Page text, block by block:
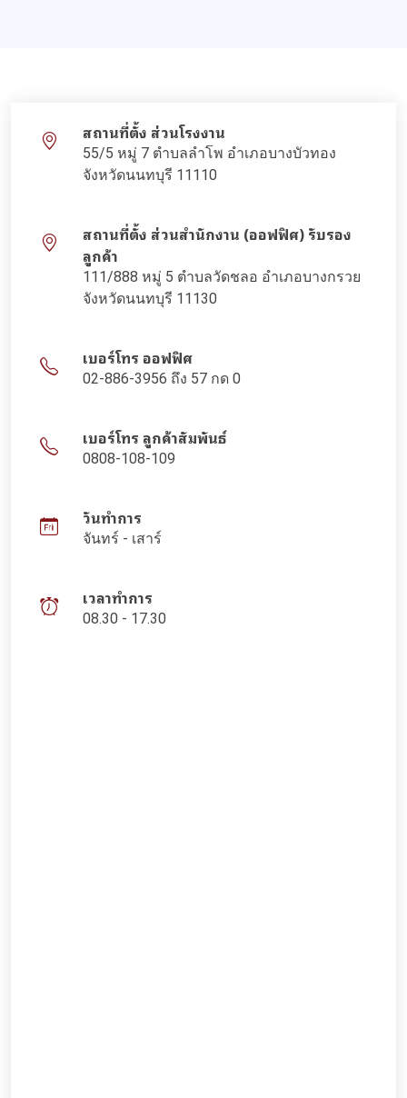
สถานที่ตั้ง ส่วนโรงงาน
55/5 หมู่ 7 ตำบลลำโพ อำเภอบางบัวทอง
จังหวัดนนทบุรี 11110
สถานที่ตั้ง ส่วนสำนักงาน (ออฟฟิศ) รับรอง
ลูกค้า
111/888 หมู่ 5 ตำบลวัดชลอ อำเภอบางกรวย
จังหวัดนนทบุรี 11130
เบอร์โทร ออฟฟิศ
02-886-3956 ถึง 57 กด 0
เบอร์โทร ลูกค้าสัมพันธ์
0808-108-109
วันทำการ
จันทร์ - เสาร์
เวลาทำการ
08.30 - 17.30